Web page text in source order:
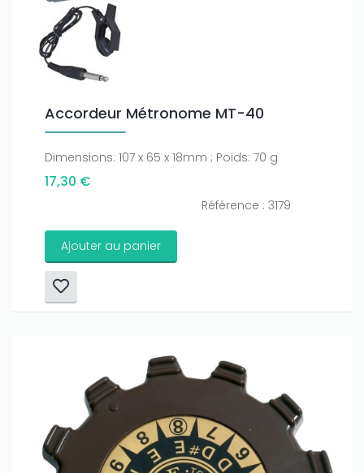
Accordeur Métronome MT-40
Dimensions: 107 x 65 x 18mm ; Poids: 70 g
17,30 €
Référence : 3179
Ajouter au panier